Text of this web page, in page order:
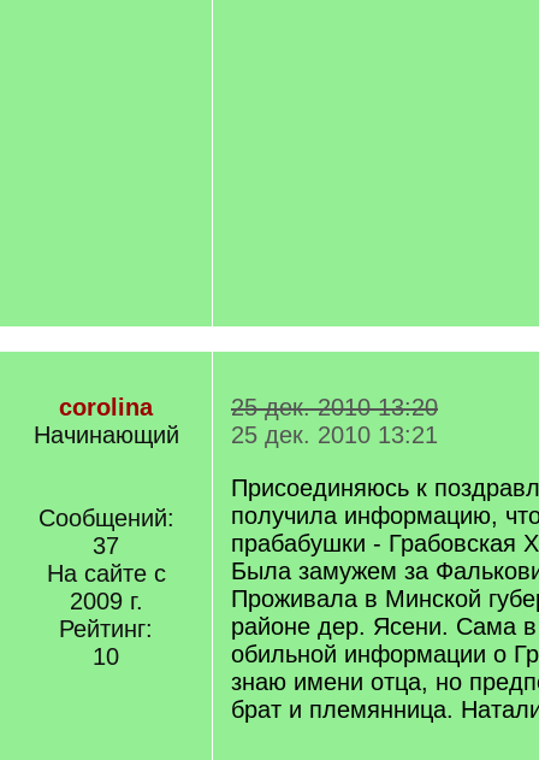
corolina
Начинающий
Сообщений:
37
На сайте с
2009 г.
Рейтинг:
10
25 дек. 2010 13:20
25 дек. 2010 13:21
Присоединяюсь к
получила информацию,
прабабушки - Грабовская
Была замужем за
Проживала в Минской
районе дер. Ясени. Сама
обильной информации о
знаю имени отца, но
брат и племянница.